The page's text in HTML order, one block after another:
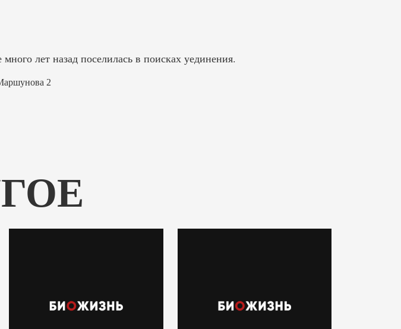
лет назад поселилась в поисках уединения.